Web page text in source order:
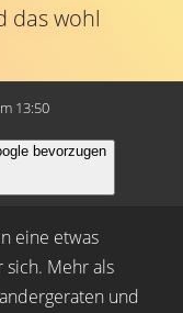
das wohl
13:50
bevorzugen
eine etwas
Mehr als
und